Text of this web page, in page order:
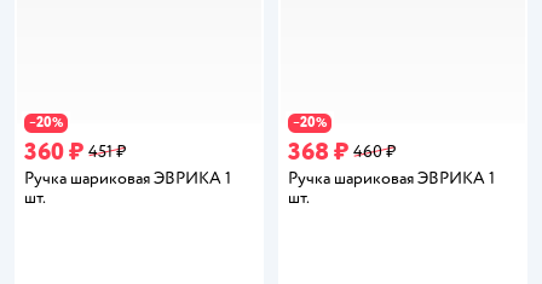
−20%
360 ₽ 451 ₽
Ручка шариковая ЭВРИКА 1
шт.
−20%
368 ₽ 460 ₽
Ручка шариковая ЭВРИКА 1
шт.